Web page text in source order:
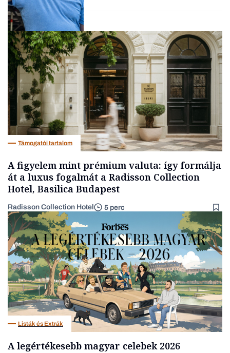
Társadalom
Támogatói tartalom
A figyelem mint prémium valuta: így formálja
át a luxus fogalmát a Radisson Collection
Hotel, Basilica Budapest
Radisson Collection Hotel 5 perc
Listák és Extrák
A legértékesebb magyar celebek 2026